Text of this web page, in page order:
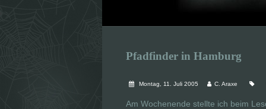
Pfadfinder in Hamburg
Montag, 11. Juli 2005 C. Araxe
Am Wochenende stellte ich beim